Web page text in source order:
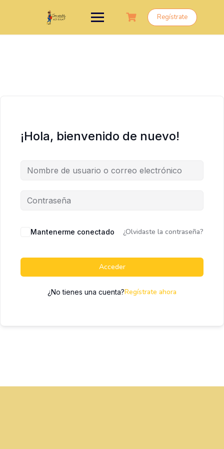
Regístrate
¡Hola, bienvenido de nuevo!
Mantenerme conectado ¿Olvidaste la contraseña?
Acceder
¿No tienes una cuenta?Regístrate ahora